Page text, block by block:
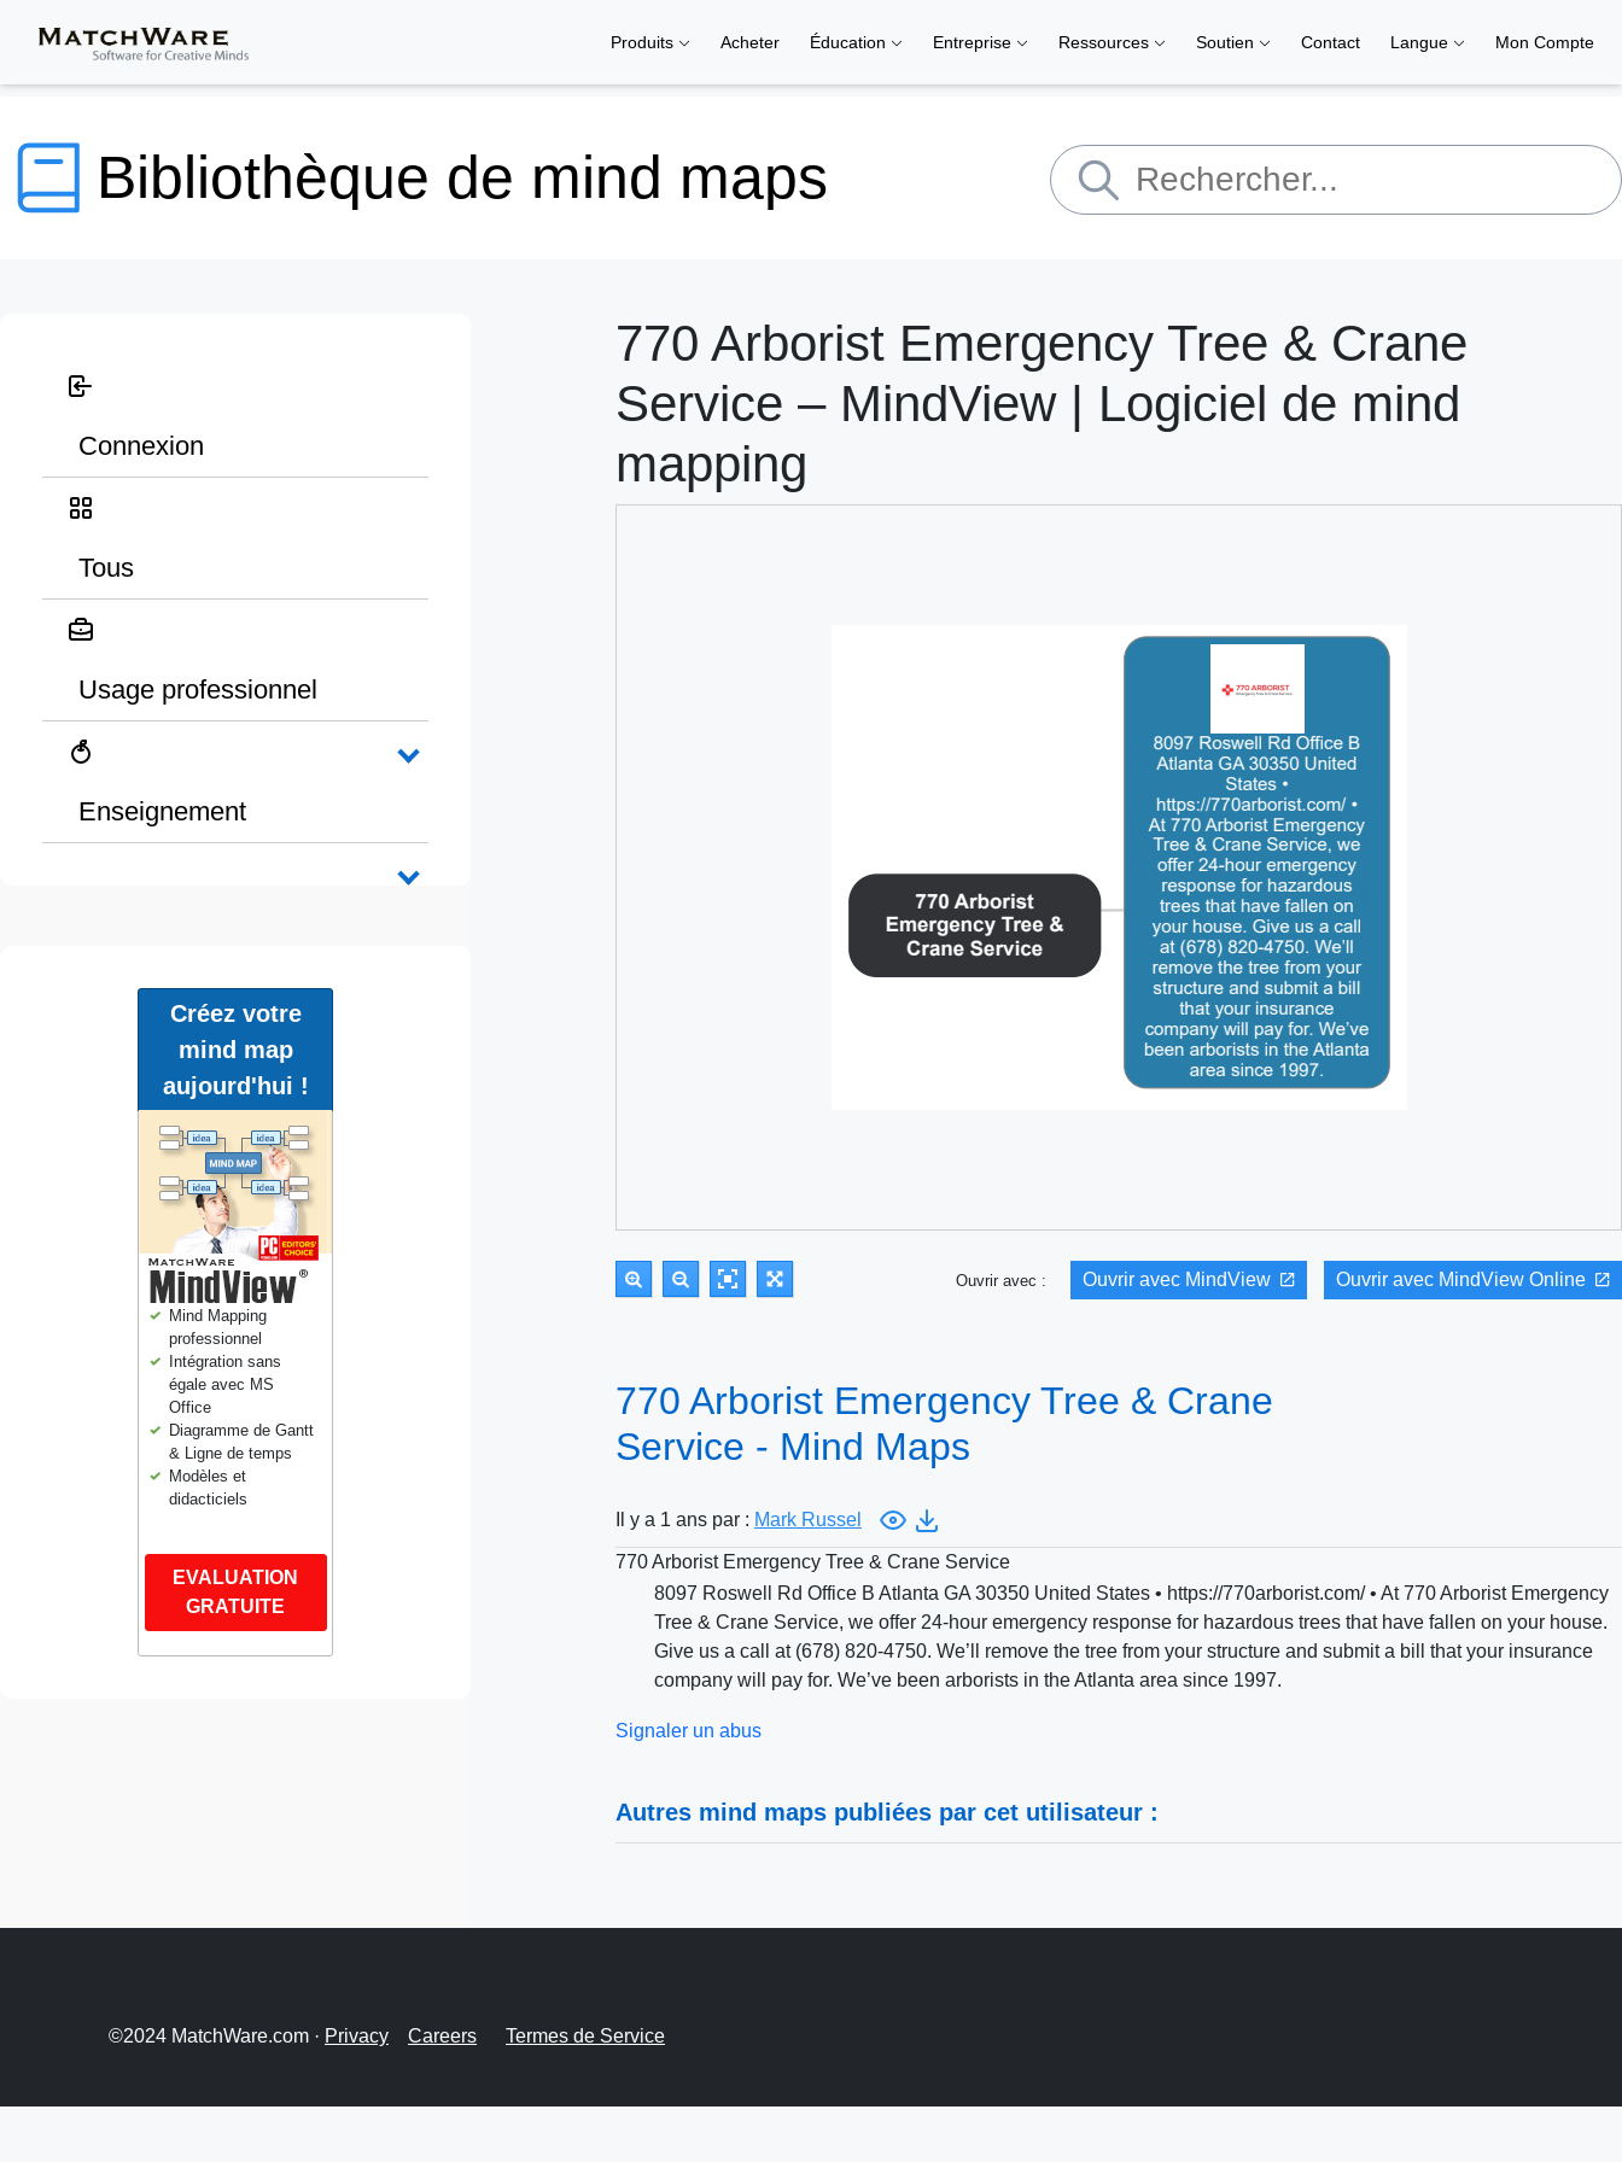
Produits Acheter Éducation Entreprise Ressources Soutien Contact Langue Mon Compte
Bibliothèque de mind maps
Connexion
Tous
Usage professionnel
Enseignement
Créez votre
mind map
aujourd'hui !
Mind Mapping
professionnel
Intégration sans
égale avec MS
Office
Diagramme de Gantt
& Ligne de temps
Modèles et
didacticiels
EVALUATION
GRATUITE
770 Arborist Emergency Tree & Crane
Service – MindView | Logiciel de mind
mapping
Ouvrir avec : Ouvrir avec MindView Ouvrir avec MindView Online
770 Arborist Emergency Tree & Crane
Service - Mind Maps
Il y a 1 ans par : Mark Russel
770 Arborist Emergency Tree & Crane Service
8097 Roswell Rd Office B Atlanta GA 30350 United States • https://770arborist.com/ • At 770 Arborist Emergency
Tree & Crane Service, we offer 24-hour emergency response for hazardous trees that have fallen on your house.
Give us a call at (678) 820-4750. We’ll remove the tree from your structure and submit a bill that your insurance
company will pay for. We’ve been arborists in the Atlanta area since 1997.
Signaler un abus
Autres mind maps publiées par cet utilisateur :
©2024 MatchWare.com · Privacy Careers Termes de Service